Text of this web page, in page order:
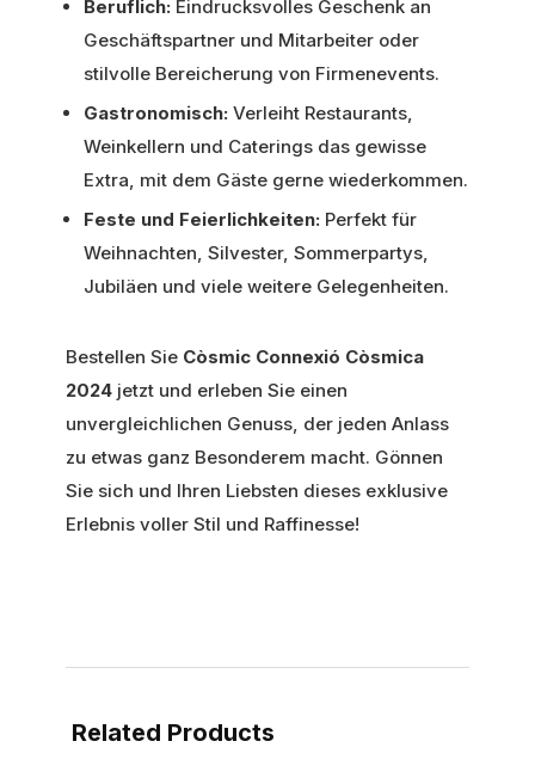
Beruflich: Eindrucksvolles Geschenk an
Geschäftspartner und Mitarbeiter oder
stilvolle Bereicherung von Firmenevents.
Gastronomisch: Verleiht Restaurants,
Weinkellern und Caterings das gewisse
Extra, mit dem Gäste gerne wiederkommen.
Feste und Feierlichkeiten: Perfekt für
Weihnachten, Silvester, Sommerpartys,
Jubiläen und viele weitere Gelegenheiten.
Bestellen Sie Còsmic Connexió Còsmica
2024 jetzt und erleben Sie einen
unvergleichlichen Genuss, der jeden Anlass
zu etwas ganz Besonderem macht. Gönnen
Sie sich und Ihren Liebsten dieses exklusive
Erlebnis voller Stil und Raffinesse!
Related Products